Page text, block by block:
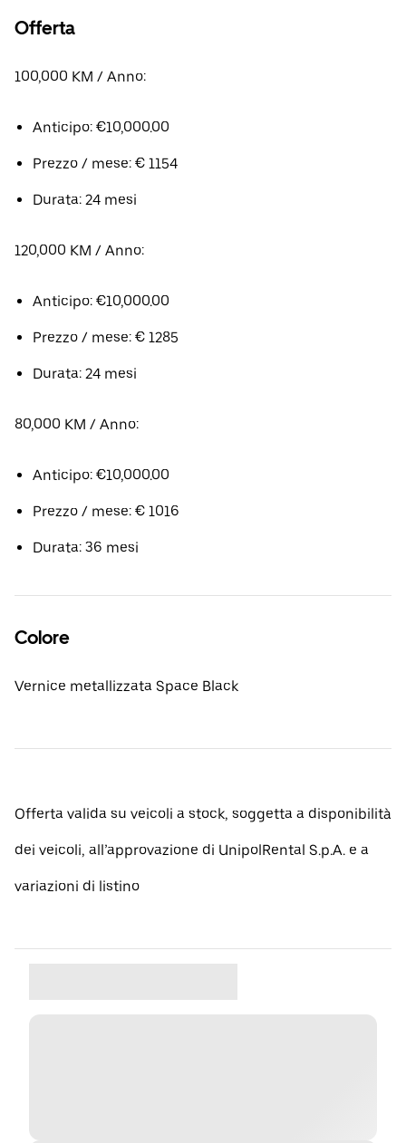
Offerta
100,000 KM / Anno:
Anticipo: €10,000.00
Prezzo / mese: € 1154
Durata: 24 mesi
120,000 KM / Anno:
Anticipo: €10,000.00
Prezzo / mese: € 1285
Durata: 24 mesi
80,000 KM / Anno:
Anticipo: €10,000.00
Prezzo / mese: € 1016
Durata: 36 mesi
Colore
Vernice metallizzata Space Black
Offerta valida su veicoli a stock, soggetta a disponibilità
dei veicoli, all’approvazione di UnipolRental S.p.A. e a
variazioni di listino